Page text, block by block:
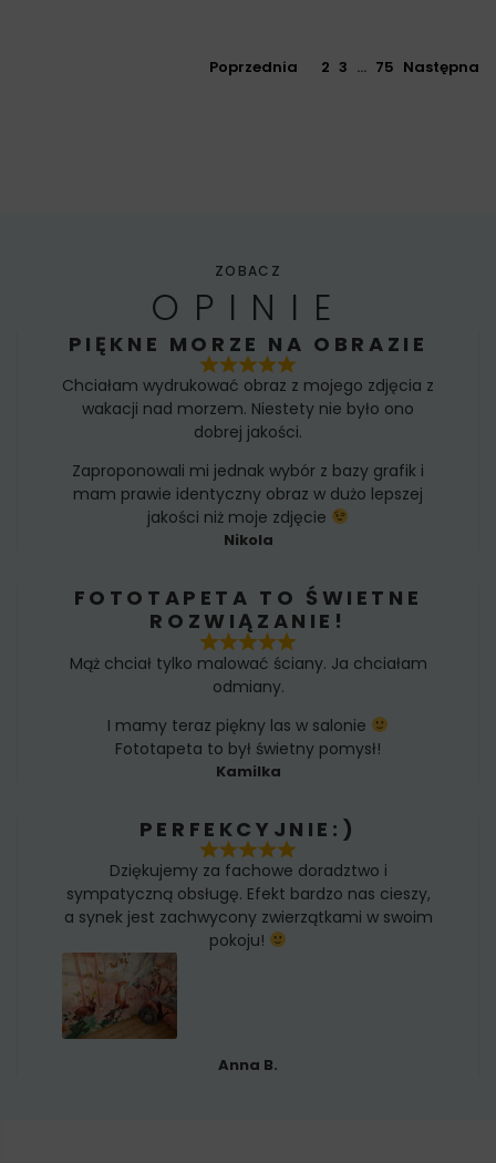
Poprzednia 2 3 … 75 Następna
ZOBACZ
OPINIE
PIĘKNE MORZE NA OBRAZIE
Chciałam wydrukować obraz z mojego zdjęcia z
wakacji nad morzem. Niestety nie było ono
dobrej jakości.
Zaproponowali mi jednak wybór z bazy grafik i
mam prawie identyczny obraz w dużo lepszej
jakości niż moje zdjęcie
Nikola
FOTOTAPETA TO ŚWIETNE
ROZWIĄZANIE!
Mąż chciał tylko malować ściany. Ja chciałam
odmiany.
I mamy teraz piękny las w salonie
Fototapeta to był świetny pomysł!
Kamilka
PERFEKCYJNIE:)
Dziękujemy za fachowe doradztwo i
sympatyczną obsługę. Efekt bardzo nas cieszy,
a synek jest zachwycony zwierzątkami w swoim
pokoju!
Anna B.